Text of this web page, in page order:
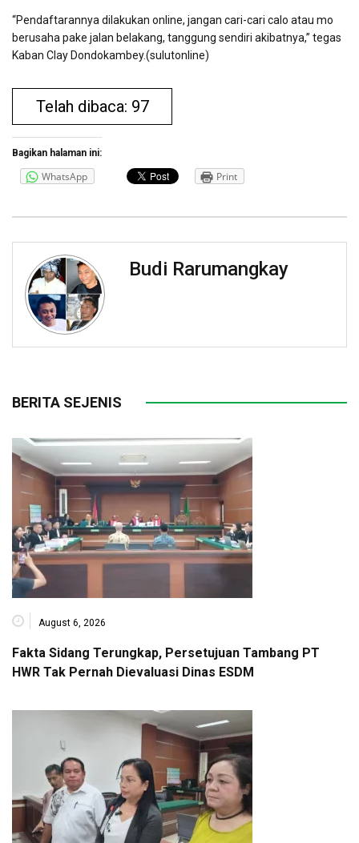
“Pendaftarannya dilakukan online, jangan cari-cari calo atau mo
berusaha pake jalan belakang, tanggung sendiri akibatnya,” tegas
Kaban Clay Dondokambey.(sulutonline)
Telah dibaca: 97
Bagikan halaman ini:
WhatsApp Print
Budi Rarumangkay
BERITA SEJENIS
August 6, 2026
Fakta Sidang Terungkap, Persetujuan Tambang PT
HWR Tak Pernah Dievaluasi Dinas ESDM